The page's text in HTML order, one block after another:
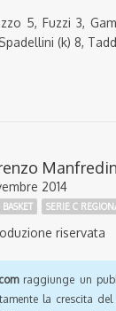
5, Fuzzi 3,
(k) 8,
2014
SERIE C
riservata
raggiunge un
la crescita